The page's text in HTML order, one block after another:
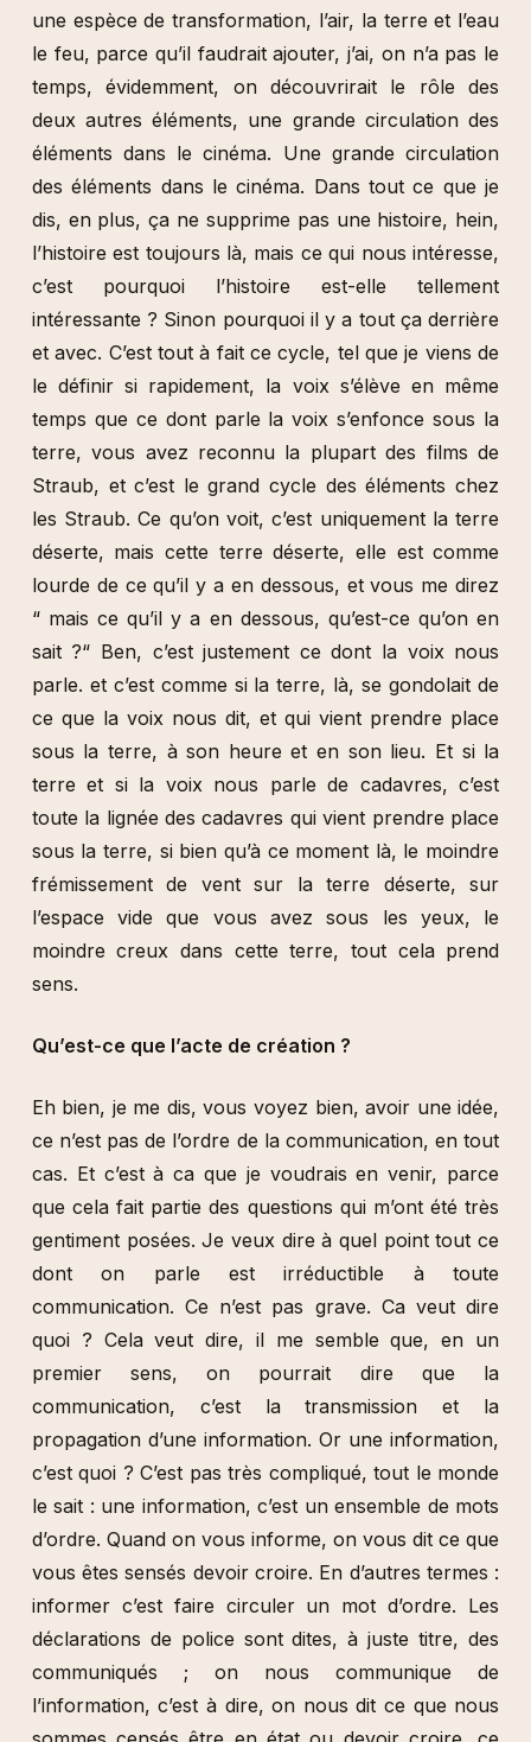
une espèce de transformation, l’air, la terre et l’eau
le feu, parce qu’il faudrait ajouter, j’ai, on n’a pas le
temps, évidemment, on découvrirait le rôle des
deux autres éléments, une grande circulation des
éléments dans le cinéma. Une grande circulation
des éléments dans le cinéma. Dans tout ce que je
dis, en plus, ça ne supprime pas une histoire, hein,
l’histoire est toujours là, mais ce qui nous intéresse,
c’est pourquoi l’histoire est-elle tellement
intéressante ? Sinon pourquoi il y a tout ça derrière
et avec. C’est tout à fait ce cycle, tel que je viens de
le définir si rapidement, la voix s’élève en même
temps que ce dont parle la voix s’enfonce sous la
terre, vous avez reconnu la plupart des films de
Straub, et c’est le grand cycle des éléments chez
les Straub. Ce qu’on voit, c’est uniquement la terre
déserte, mais cette terre déserte, elle est comme
lourde de ce qu’il y a en dessous, et vous me direz
“ mais ce qu’il y a en dessous, qu’est-ce qu’on en
sait ?“ Ben, c’est justement ce dont la voix nous
parle. et c’est comme si la terre, là, se gondolait de
ce que la voix nous dit, et qui vient prendre place
sous la terre, à son heure et en son lieu. Et si la
terre et si la voix nous parle de cadavres, c’est
toute la lignée des cadavres qui vient prendre place
sous la terre, si bien qu’à ce moment là, le moindre
frémissement de vent sur la terre déserte, sur
l’espace vide que vous avez sous les yeux, le
moindre creux dans cette terre, tout cela prend
sens.
Qu’est-ce que l’acte de création ?
Eh bien, je me dis, vous voyez bien, avoir une idée,
ce n’est pas de l’ordre de la communication, en tout
cas. Et c’est à ca que je voudrais en venir, parce
que cela fait partie des questions qui m’ont été très
gentiment posées. Je veux dire à quel point tout ce
dont on parle est irréductible à toute
communication. Ce n’est pas grave. Ca veut dire
quoi ? Cela veut dire, il me semble que, en un
premier sens, on pourrait dire que la
communication, c’est la transmission et la
propagation d’une information. Or une information,
c’est quoi ? C’est pas très compliqué, tout le monde
le sait : une information, c’est un ensemble de mots
d’ordre. Quand on vous informe, on vous dit ce que
vous êtes sensés devoir croire. En d’autres termes :
informer c’est faire circuler un mot d’ordre. Les
déclarations de police sont dites, à juste titre, des
communiqués ; on nous communique de
l’information, c’est à dire, on nous dit ce que nous